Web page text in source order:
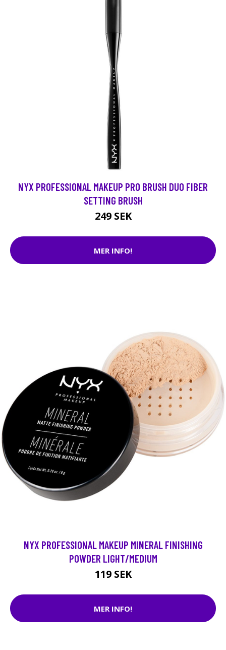
NYX PROFESSIONAL MAKEUP PRO BRUSH DUO FIBER
SETTING BRUSH
249 SEK
MER INFO!
NYX PROFESSIONAL MAKEUP MINERAL FINISHING
POWDER LIGHT/MEDIUM
119 SEK
MER INFO!